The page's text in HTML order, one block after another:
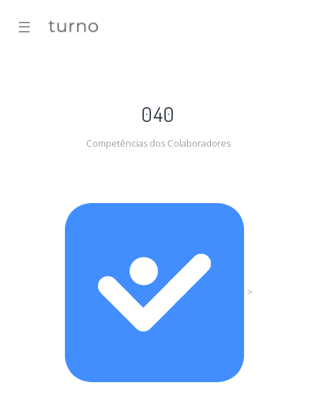
☰
040
Competências dos Colaboradores
>